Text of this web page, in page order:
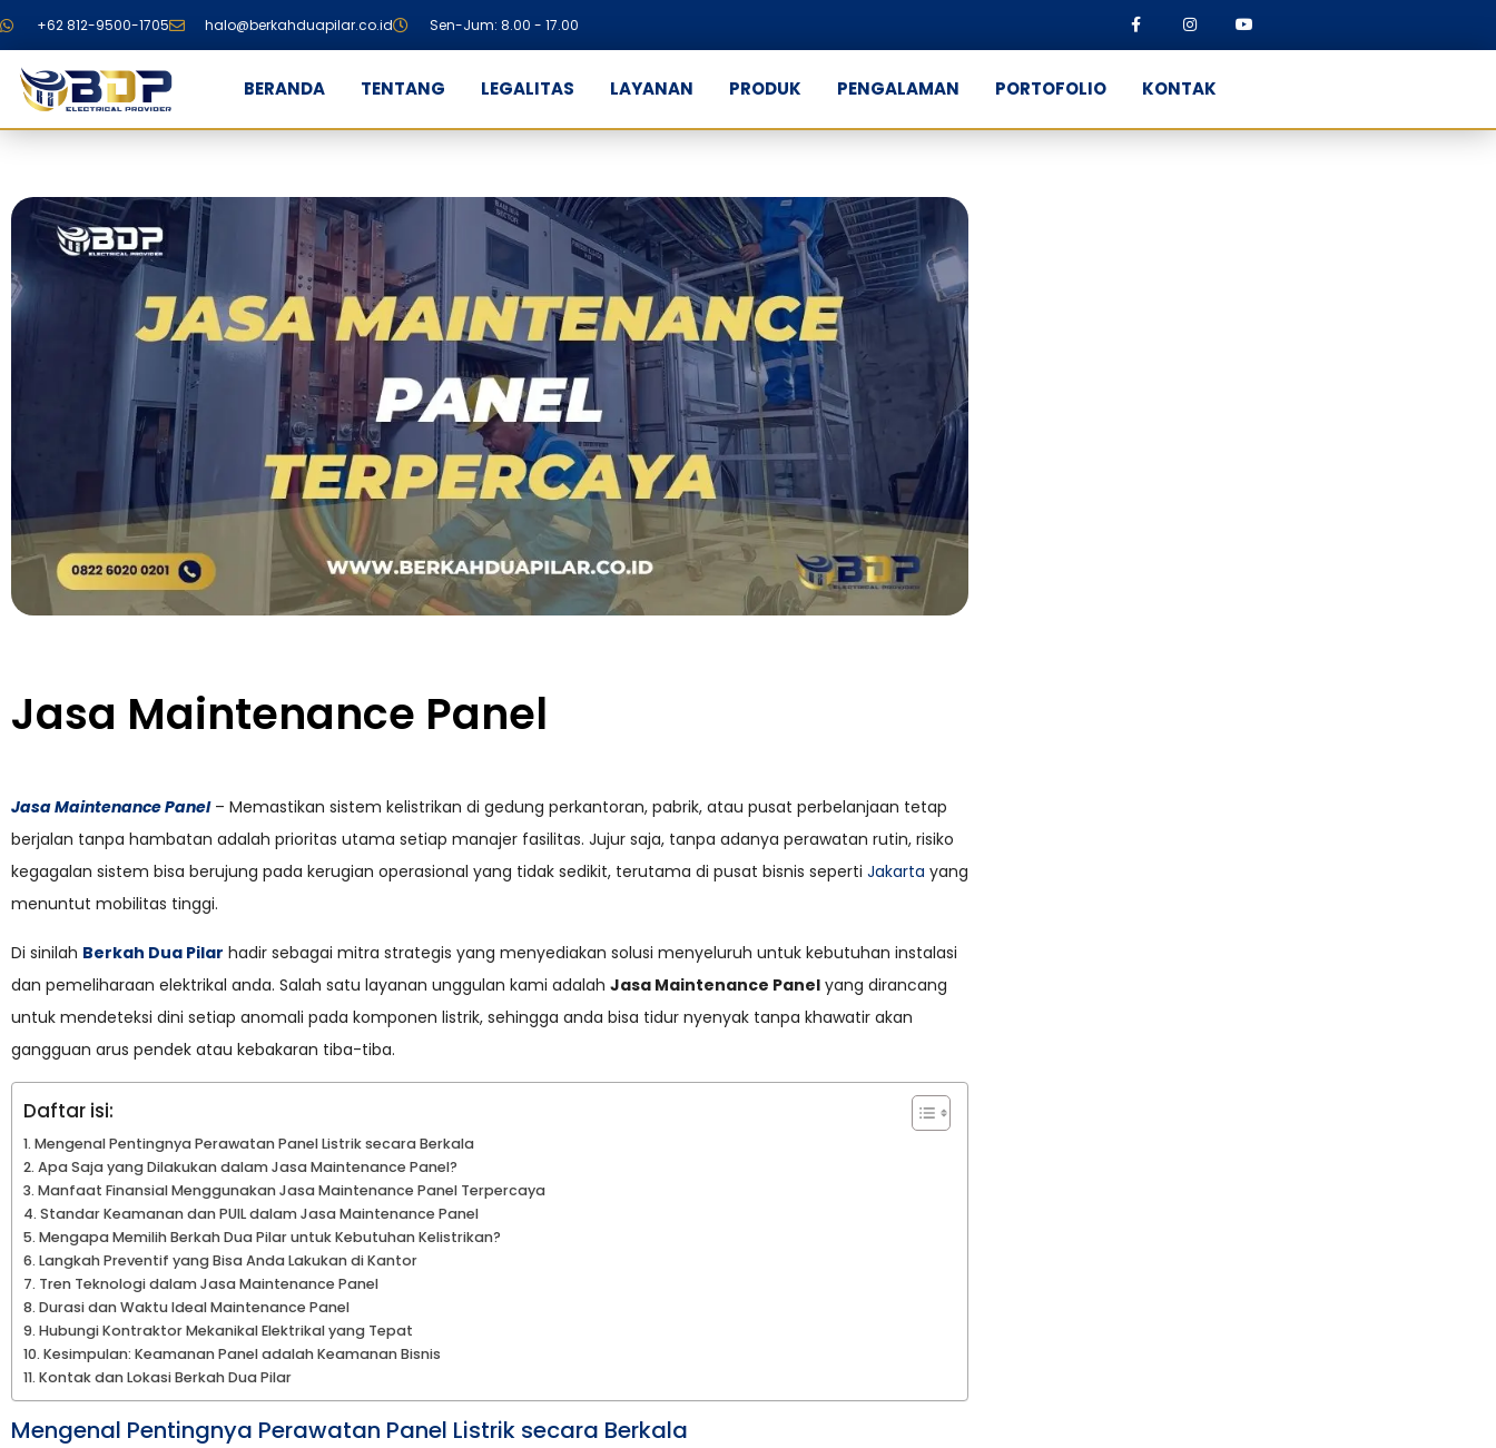
+62 812-9500-1705 halo@berkahduapilar.co.id Sen-Jum: 8.00 - 17.00
BERANDA TENTANG LEGALITAS LAYANAN PRODUK PENGALAMAN PORTOFOLIO KONTAK
Jasa Maintenance Panel
Jasa Maintenance Panel– Memastikan sistem kelistrikan di gedung perkantoran, pabrik, atau pusat perbelanjaan tetap
berjalan tanpa hambatan adalah prioritas utama setiap manajer fasilitas. Jujur saja, tanpa adanya perawatan rutin, risiko
kegagalan sistem bisa berujung pada kerugian operasional yang tidak sedikit, terutama di pusat bisnis seperti Jakarta yang
menuntut mobilitas tinggi.
Di sinilah Berkah Dua Pilar hadir sebagai mitra strategis yang menyediakan solusi menyeluruh untuk kebutuhan instalasi
dan pemeliharaan elektrikal anda. Salah satu layanan unggulan kami adalah Jasa Maintenance Panel yang dirancang
untuk mendeteksi dini setiap anomali pada komponen listrik, sehingga anda bisa tidur nyenyak tanpa khawatir akan
gangguan arus pendek atau kebakaran tiba-tiba.
Daftar isi:
Mengenal Pentingnya Perawatan Panel Listrik secara Berkala
Apa Saja yang Dilakukan dalam Jasa Maintenance Panel?
Manfaat Finansial Menggunakan Jasa Maintenance Panel Terpercaya
Standar Keamanan dan PUIL dalam Jasa Maintenance Panel
Mengapa Memilih Berkah Dua Pilar untuk Kebutuhan Kelistrikan?
Langkah Preventif yang Bisa Anda Lakukan di Kantor
Tren Teknologi dalam Jasa Maintenance Panel
Durasi dan Waktu Ideal Maintenance Panel
Hubungi Kontraktor Mekanikal Elektrikal yang Tepat
Kesimpulan: Keamanan Panel adalah Keamanan Bisnis
Kontak dan Lokasi Berkah Dua Pilar
Mengenal Pentingnya Perawatan Panel Listrik secara Berkala